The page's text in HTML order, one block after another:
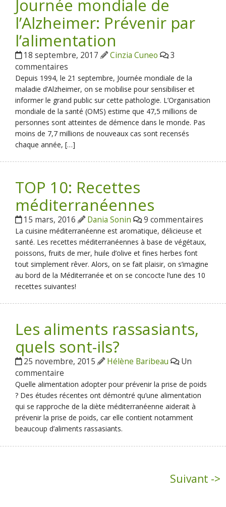
Journée mondiale de
l’Alzheimer: Prévenir par
l’alimentation
18 septembre, 2017 Cinzia Cuneo
3
commentaires
Depuis 1994, le 21 septembre, Journée mondiale de la
maladie d’Alzheimer, on se mobilise pour sensibiliser et
informer le grand public sur cette pathologie. L’Organisation
mondiale de la santé (OMS) estime que 47,5 millions de
personnes sont atteintes de démence dans le monde. Pas
moins de 7,7 millions de nouveaux cas sont recensés
chaque année, […]
TOP 10: Recettes
méditerranéennes
15 mars, 2016 Dania Sonin 9 commentaires
La cuisine méditerranéenne est aromatique, délicieuse et
santé. Les recettes méditerranéennes à base de végétaux,
poissons, fruits de mer, huile d’olive et fines herbes font
tout simplement rêver. Alors, on se fait plaisir, on s’imagine
au bord de la Méditerranée et on se concocte l’une des 10
recettes suivantes!
Les aliments rassasiants,
quels sont-ils?
25 novembre, 2015 Hélène Baribeau
Un
commentaire
Quelle alimentation adopter pour prévenir la prise de poids
? Des études récentes ont démontré qu’une alimentation
qui se rapproche de la diète méditerranéenne aiderait à
prévenir la prise de poids, car elle contient notamment
beaucoup d’aliments rassasiants.
Suivant ->